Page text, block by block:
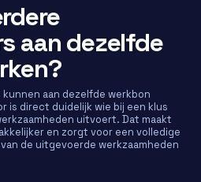
aan dezelfde
aan dezelfde werkbon
is direct duidelijk wie bij een klus
uitvoert. Dat maakt
en zorgt voor een volledige
de uitgevoerde werkzaamheden